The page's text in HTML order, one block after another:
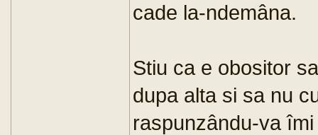
cade la-ndemâna.
Stiu ca e obositor
dupa alta si sa nu
raspunzându-va